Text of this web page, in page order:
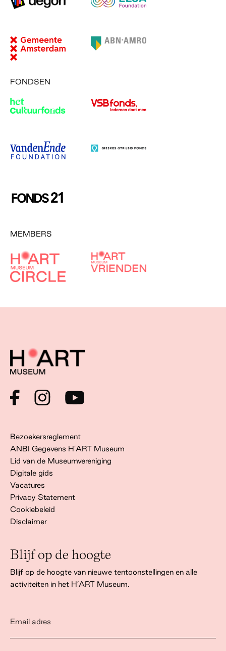
FONDSEN
MEMBERS
Bezoekersreglement
ANBI Gegevens H’ART Museum
Lid van de Museumvereniging
Digitale gids
Vacatures
Privacy Statement
Cookiebeleid
Disclaimer
Blijf op de hoogte
Blijf op de hoogte van nieuwe tentoonstellingen en alle
activiteiten in het H’ART Museum.